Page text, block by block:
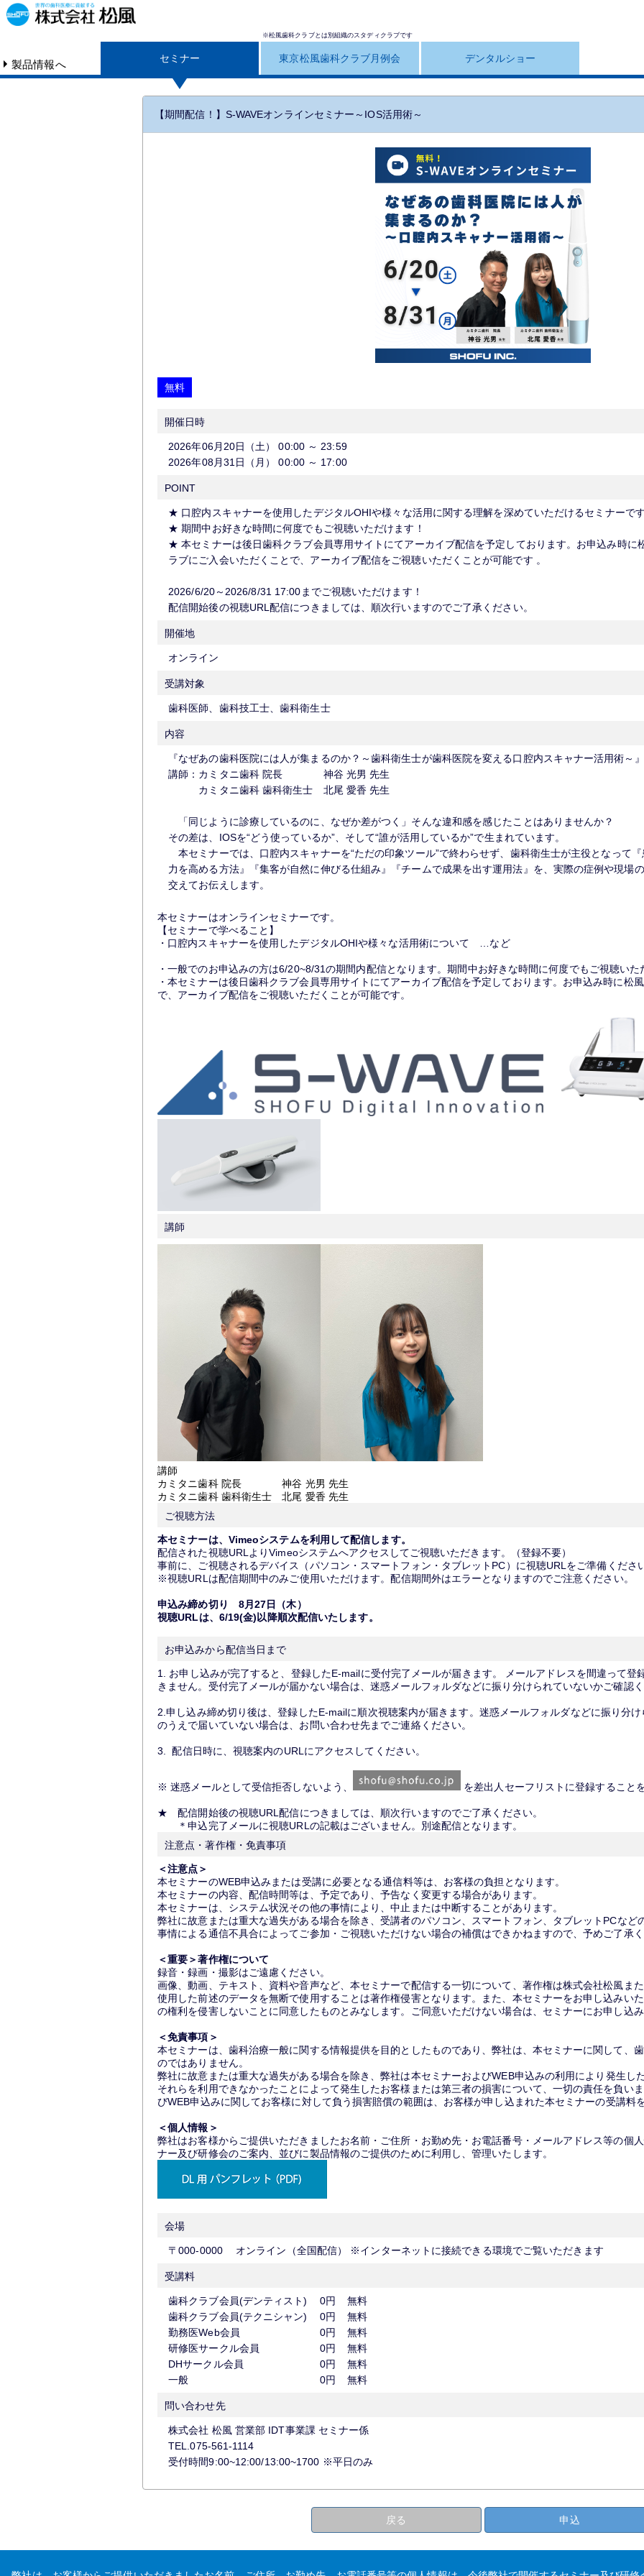
※松風歯科クラブとは別組織のスタディクラブです
製品情報へ セミナー 東京松風歯科クラブ月例会 デンタルショー
【期間配信！】S-WAVEオンラインセミナー～IOS活用術～
無料
開催日時
2026年06月20日（土） 00:00 ～ 23:59
2026年08月31日（月）
00:00 ～ 17:00
POINT
★ 口腔内スキャナーを使用したデジタルOHIや様々な活用に関する理解を深めていただけるセミナーで
★ 期間中お好きな時間に何度でもご視聴いただけます！
★ 本セミナーは後日歯科クラブ会員専用サイトにてアーカイブ配信を予定しております。お申込み時に
ラブにご入会いただくことで、アーカイブ配信をご視聴いただくことが可能です 。
2026/6/20～2026/8/31 17:00までご視聴いただけます！
配信開始後の視聴URL配信につきましては、順次行いますのでご了承ください。
開催地
オンライン
受講対象
歯科医師、歯科技工士、歯科衛生士
内容
『なぜあの歯科医院には人が集まるのか？～歯科衛生士が歯科医院を変える口腔内スキャナー活用術～』
講師：カミタニ歯科 院長 神谷 光男 先生
カミタニ歯科 歯科衛生士 北尾 愛香 先生
「同じように診療しているのに、なぜか差がつく」そんな違和感を感じたことはありませんか？
その差は、IOSを“どう使っているか”、そして“誰が活用しているか”で生まれています。
本セミナーでは、口腔内スキャナーを“ただの印象ツール”で終わらせず、歯科衛生士が主役となって
力を高める方法』『集客が自然に伸びる仕組み』『チームで成果を出す運用法』を、実際の症例や現場
交えてお伝えします。
本セミナーはオンラインセミナーです。
【セミナーで学べること】
・口腔内スキャナーを使用したデジタルOHIや様々な活用術について …など
・一般でのお申込みの方は6/20~8/31の期間内配信となります。期間中お好きな時間に何度でもご視聴いた
・本セミナーは後日歯科クラブ会員専用サイトにてアーカイブ配信を予定しております。お申込み時に松
で、アーカイブ配信をご視聴いただくことが可能です。
講師
講師
カミタニ歯科 院長 神谷 光男 先生
カミタニ歯科 歯科衛生士 北尾 愛香 先生
ご視聴方法
本セミナーは、Vimeoシステムを利用して配信します。
配信された視聴URLよりVimeoシステムへアクセスしてご視聴いただきます。（登録不要）
事前に、ご視聴されるデバイス（パソコン・スマートフォン・タブレットPC）に視聴URLをご準備くださ
※視聴URLは配信期間中のみご使用いただけます。配信期間外はエラーとなりますのでご注意ください。
申込み締め切り 8月27日（木）
視聴URLは、6/19(金)以降順次配信いたします。
お申込みから配信当日まで
1. お申し込みが完了すると、登録したE-mailに受付完了メールが届きます。 メールアドレスを間違って登
きません。受付完了メールが届かない場合は、迷惑メールフォルダなどに振り分けられていないかご確認
2.申し込み締め切り後は、登録したE-mailに順次視聴案内が届きます。迷惑メールフォルダなどに振り分
のうえで届いていない場合は、お問い合わせ先までご連絡ください。
3. 配信日時に、視聴案内のURLにアクセスしてください。
※ 迷惑メールとして受信拒否しないよう、 を差出人セーフリストに登録すること
★ 配信開始後の視聴URL配信につきましては、順次行いますのでご了承ください。
＊申込完了メールに視聴URLの記載はございません。別途配信となります。
注意点・著作権・免責事項
＜注意点＞
本セミナーのWEB申込みまたは受講に必要となる通信料等は、お客様の負担となります。
本セミナーの内容、配信時間等は、予定であり、予告なく変更する場合があります。
本セミナーは、システム状況その他の事情により、中止または中断することがあります。
弊社に故意または重大な過失がある場合を除き、受講者のパソコン、スマートフォン、タブレットPCなど
事情による通信不具合によってご参加・ご視聴いただけない場合の補償はできかねますので、予めご了承
＜重要＞著作権について
録音・録画・撮影はご遠慮ください。
画像、動画、テキスト、資料や音声など、本セミナーで配信する一切について、著作権は株式会社松風ま
使用した前述のデータを無断で使用することは著作権侵害となります。また、本セミナーをお申し込みい
の権利を侵害しないことに同意したものとみなします。ご同意いただけない場合は、セミナーにお申し込
＜免責事項＞
本セミナーは、歯科治療一般に関する情報提供を目的としたものであり、弊社は、本セミナーに関して、
のではありません。
弊社に故意または重大な過失がある場合を除き、弊社は本セミナーおよびWEB申込みの利用により発生し
それらを利用できなかったことによって発生したお客様または第三者の損害について、一切の責任を負い
びWEB申込みに関してお客様に対して負う損害賠償の範囲は、お客様が申し込まれた本セミナーの受講料
＜個人情報＞
弊社はお客様からご提供いただきましたお名前・ご住所・お勤め先・お電話番号・メールアドレス等の個
ナー及び研修会のご案内、並びに製品情報のご提供のために利用し、管理いたします。
会場
〒000-0000 オンライン（全国配信） ※インターネットに接続できる環境でご覧いただきます
受講料
歯科クラブ会員(デンティスト) 0円
無料
歯科クラブ会員(テクニシャン)
0円
無料
勤務医Web会員
0円
無料
研修医サークル会員
0円
無料
DHサークル会員
0円
無料
一般
0円 無料
問い合わせ先
株式会社 松風 営業部 IDT事業課 セミナー係
TEL.075-561-1114
受付時間9:00~12:00/13:00~1700 ※平日のみ
戻る 申込